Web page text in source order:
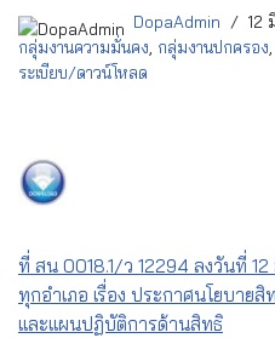
DopaAdmin
12
กลุ่มงานความมั่นคง กลุ่มงานปกครอง
ระเบียบ/ดาวน์โหลด
ที่ สน 0018.1/ว 12294 ลงวันที่
ทุกอำเภอ เรื่อง ประกาศนโยบาย
และแผนปฏิบัติการด้านสิทธิ